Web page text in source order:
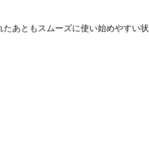
あともスムーズに使い始めやすい